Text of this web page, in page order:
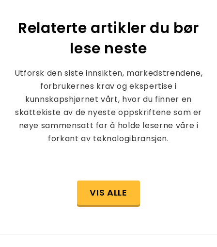
Relaterte artikler du bør
lese neste
Utforsk den siste innsikten, markedstrendene,
forbrukernes krav og ekspertise i
kunnskapshjørnet vårt, hvor du finner en
skattekiste av de nyeste oppskriftene som er
nøye sammensatt for å holde leserne våre i
forkant av teknologibransjen.
VIS ALLE